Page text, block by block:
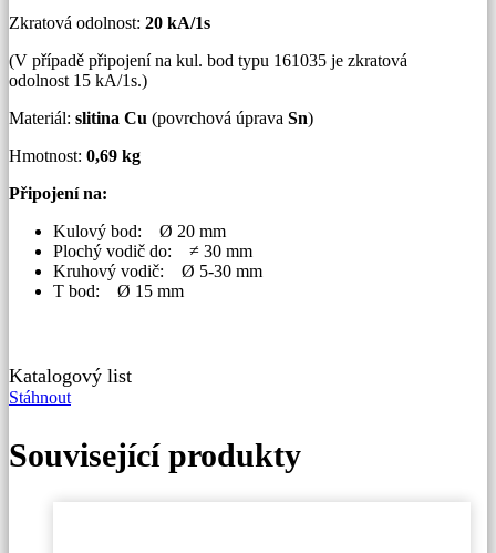
Zkratová odolnost: 20 kA/1s
(V případě připojení na kul. bod typu 161035 je zkratová
odolnost 15 kA/1s.)
Materiál: slitina Cu (povrchová úprava Sn)
Hmotnost: 0,69 kg
Připojení na:
Kulový bod: Ø 20 mm
Plochý vodič do: ≠ 30 mm
Kruhový vodič: Ø 5-30 mm
T bod: Ø 15 mm
Katalogový list
Stáhnout
Související produkty